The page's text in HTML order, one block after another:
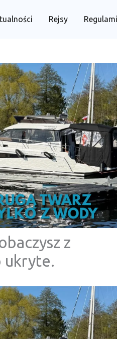
Rejsy
z
ukryte.